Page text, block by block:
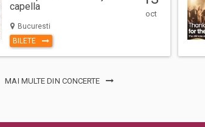
capella
Bucuresti
BILETE
oct
MAI MULTE DIN CONCERTE